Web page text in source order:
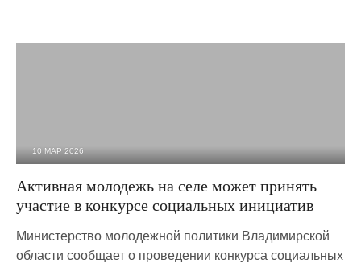
10 МАР 2026
Активная молодежь на селе может принять
участие в конкурсе социальных инициатив
Министерство молодежной политики Владимирской
области сообщает о проведении конкурса социальных